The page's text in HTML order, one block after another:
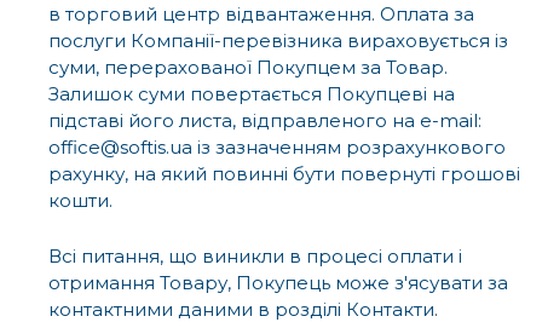
в торговий центр відвантаження. Оплата за
послуги Компанії-перевізника вираховується із
суми, перерахованої Покупцем за Товар.
Залишок суми повертається Покупцеві на
підставі його листа, відправленого на e-mail:
office@softis.ua із зазначенням розрахункового
рахунку, на який повинні бути повернуті грошові
кошти.
Всі питання, що виникли в процесі оплати і
отримання Товару, Покупець може з'ясувати за
контактними даними в розділі Контакти.